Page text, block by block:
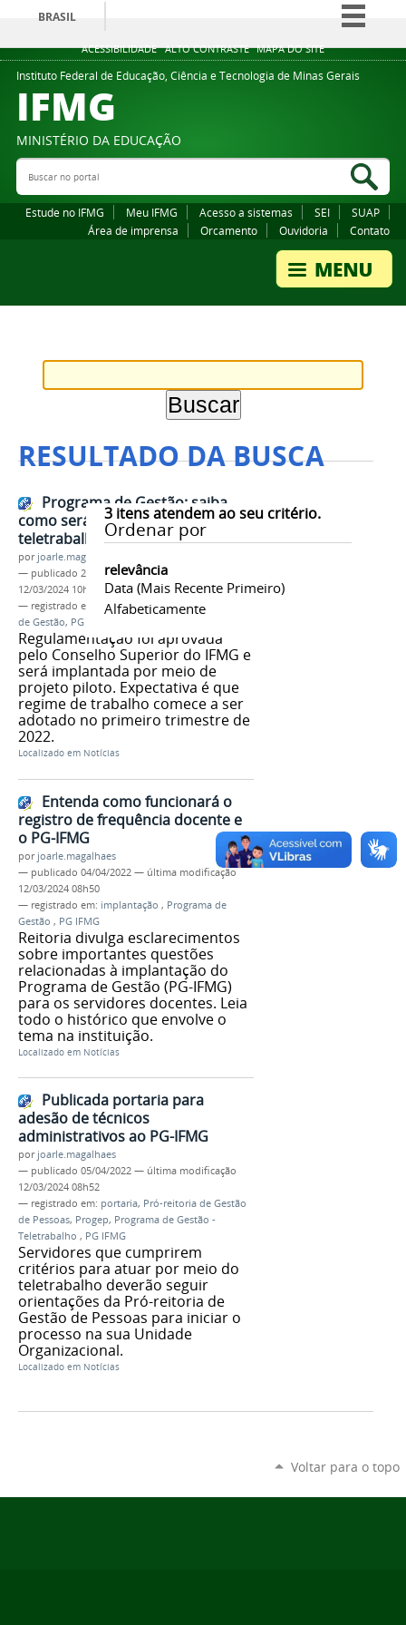
ACESSIBILIDADE ALTO CONTRASTE MAPA DO SITE
BRASIL
Simplifique!
Comunica BR
Legislação
Instituto Federal de Educação, Ciência e Tecnologia de Minas Gerais
IFMG
MINISTÉRIO DA EDUCAÇÃO
Buscar no portal
Estude no IFMG Meu IFMG Acesso a sistemas SEI
SUAP
Área de imprensa
Orcamento Ouvidoria Contato
RESULTADO DA BUSCA
3itens atendem ao seu critério.
Ordenar por
relevância
Data (mais Recente Primeiro)
Alfabeticamente
Programa de Gestão: saiba
como será a implantação do
teletrabalho
por joarle.magalhaes
— publicado 22/12/2021—última modificação
12/03/2024 10h38
— registrado em:
Consup,teletrabalho,Programa
de Gestão, PG IFMG
Regulamentação foi aprovada
pelo Conselho Superior do IFMG e
será implantada por meio de
projeto piloto. Expectativa é que
regime de trabalho comece a ser
adotado no primeiro trimestre de
2022.
Localizado em Notícias
Entenda como funcionará o
registro de frequência docente e
o PG-IFMG
por joarle.magalhaes
— publicado 04/04/2022 — última modificação
12/03/2024 08h50
— registrado em: implantação , Programa de
Gestão , PG IFMG
Reitoria divulga esclarecimentos
sobre importantes questões
relacionadas à implantação do
Programa de Gestão (PG-IFMG)
para os servidores docentes. Leia
todo o histórico que envolve o
tema na instituição.
Localizado em Notícias
Publicada portaria para
adesão de técnicos
administrativos ao PG-IFMG
por joarle.magalhaes
— publicado 05/04/2022 — última modificação
12/03/2024 08h52
— registrado em: portaria, Pró-reitoria de Gestão
de Pessoas, Progep, Programa de Gestão -
Teletrabalho , PG IFMG
Servidores que cumprirem
critérios para atuar por meio do
teletrabalho deverão seguir
orientações da Pró-reitoria de
Gestão de Pessoas para iniciar o
processo na sua Unidade
Organizacional.
Localizado em Notícias
Voltar para o topo